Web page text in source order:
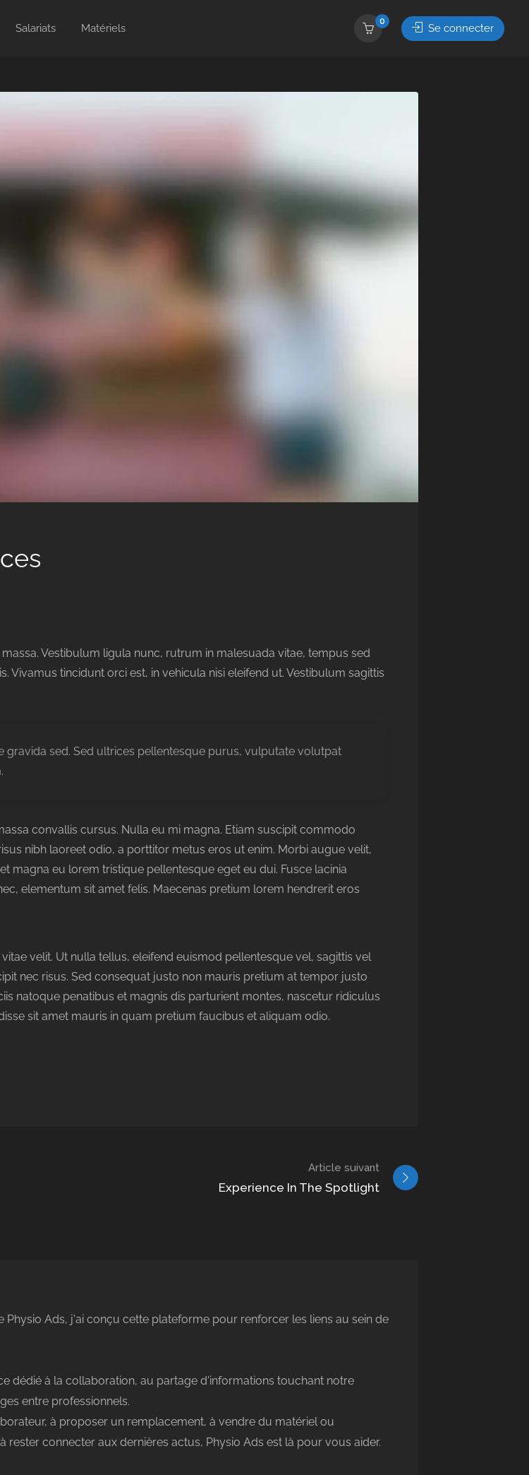
Salariats Matériels
0
Se connecter
Vestibulum ligula nunc, rutrum in malesuada vitae, tempus sed
Vivamus tincidunt orci est, in vehicula nisi eleifend ut. Vestibulum sagittis
gravida sed. Sed ultrices pellentesque purus, vulputate volutpat
convallis cursus. Nulla eu mi magna. Etiam suscipit commodo
nibh laoreet odio, a porttitor metus eros ut enim. Morbi augue velit,
magna eu lorem tristique pellentesque eget eu dui. Fusce lacinia
elementum sit amet felis. Maecenas pretium lorem hendrerit eros
velit. Ut nulla tellus, eleifend euismod pellentesque vel, sagittis vel
nec risus. Sed consequat justo non mauris pretium at tempor justo
natoque penatibus et magnis dis parturient montes, nascetur ridiculus
sit amet mauris in quam pretium faucibus et aliquam odio.
Article suivant
Experience In The Spotlight
Physio Ads, j'ai conçu cette plateforme pour renforcer les liens au sein de
dédié à la collaboration, au partage d'informations touchant notre
entre professionnels.
à proposer un remplacement, à vendre du matériel ou
rester connecter aux dernières actus, Physio Ads est là pour vous aider.